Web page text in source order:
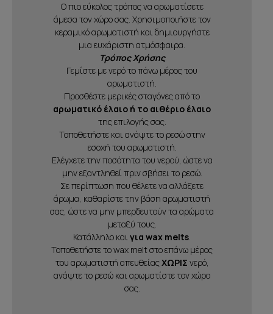
Ο πιο εύκολος τρόπος να αρωματίσετε
άμεσα τον χώρο σας. Χρησιμοποιήστε τον
κεραμικό αρωματιστή και δημιουργήστε
μια ευχάριστη ατμόσφαιρα.
Τρόπος Χρήσης
Γεμίστε με νερό το πάνω μέρος του
αρωματιστή.
Προσθέστε μερικές σταγόνες από το
αρωματικό έλαιο ή το αιθέριο έλαιο
της επιλογής σας.
Τοποθετήστε και ανάψτε το ρεσώ στην
εσοχή του αρωματιστή.
Ελέγχετε την ποσότητα του νερού, ώστε να
μην εξαντληθεί πριν σβήσει το ρεσώ.
Σε περίπτωση που θέλετε να αλλάξετε
άρωμα, καθαρίστε την βάση αρωματιστή
σας, ώστε να μην μπερδευτούν τα αρώματα
μεταξύ τους.
Κατάλληλο καιγια wax melts.
Τοποθετήστε το wax melt στο επάνω μέρος
του αρωματιστή απευθείαςΧΩΡΙΣ νερό,
ανάψτε το ρεσώ και αρωματίστε τον χώρο
σας.